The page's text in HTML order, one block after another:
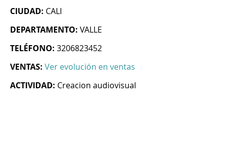
CIUDAD: CALI
DEPARTAMENTO: VALLE
TELÉFONO: 3206823452
VENTAS: Ver evolución en ventas
ACTIVIDAD: Creacion audiovisual